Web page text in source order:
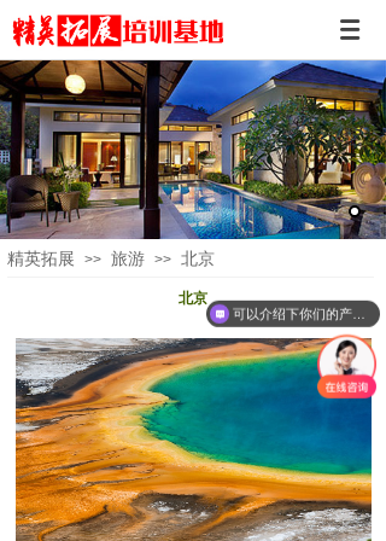
精英拓展 >> 旅游 >> 北京
北京
可以介绍下你们的产品么